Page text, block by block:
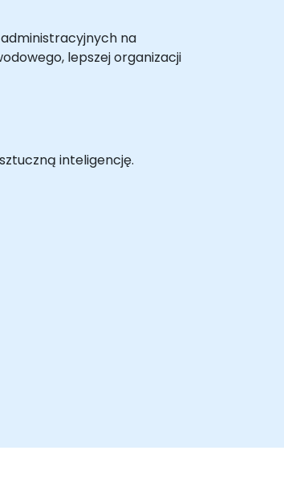
na
lepszej organizacji
inteligencję.